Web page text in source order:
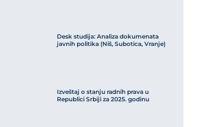
Desk studija: Analiza dokumenata
javnih politika (Niš, Subotica, Vranje)
Izveštaj o stanju radnih prava u
Republici Srbiji za 2025. godinu